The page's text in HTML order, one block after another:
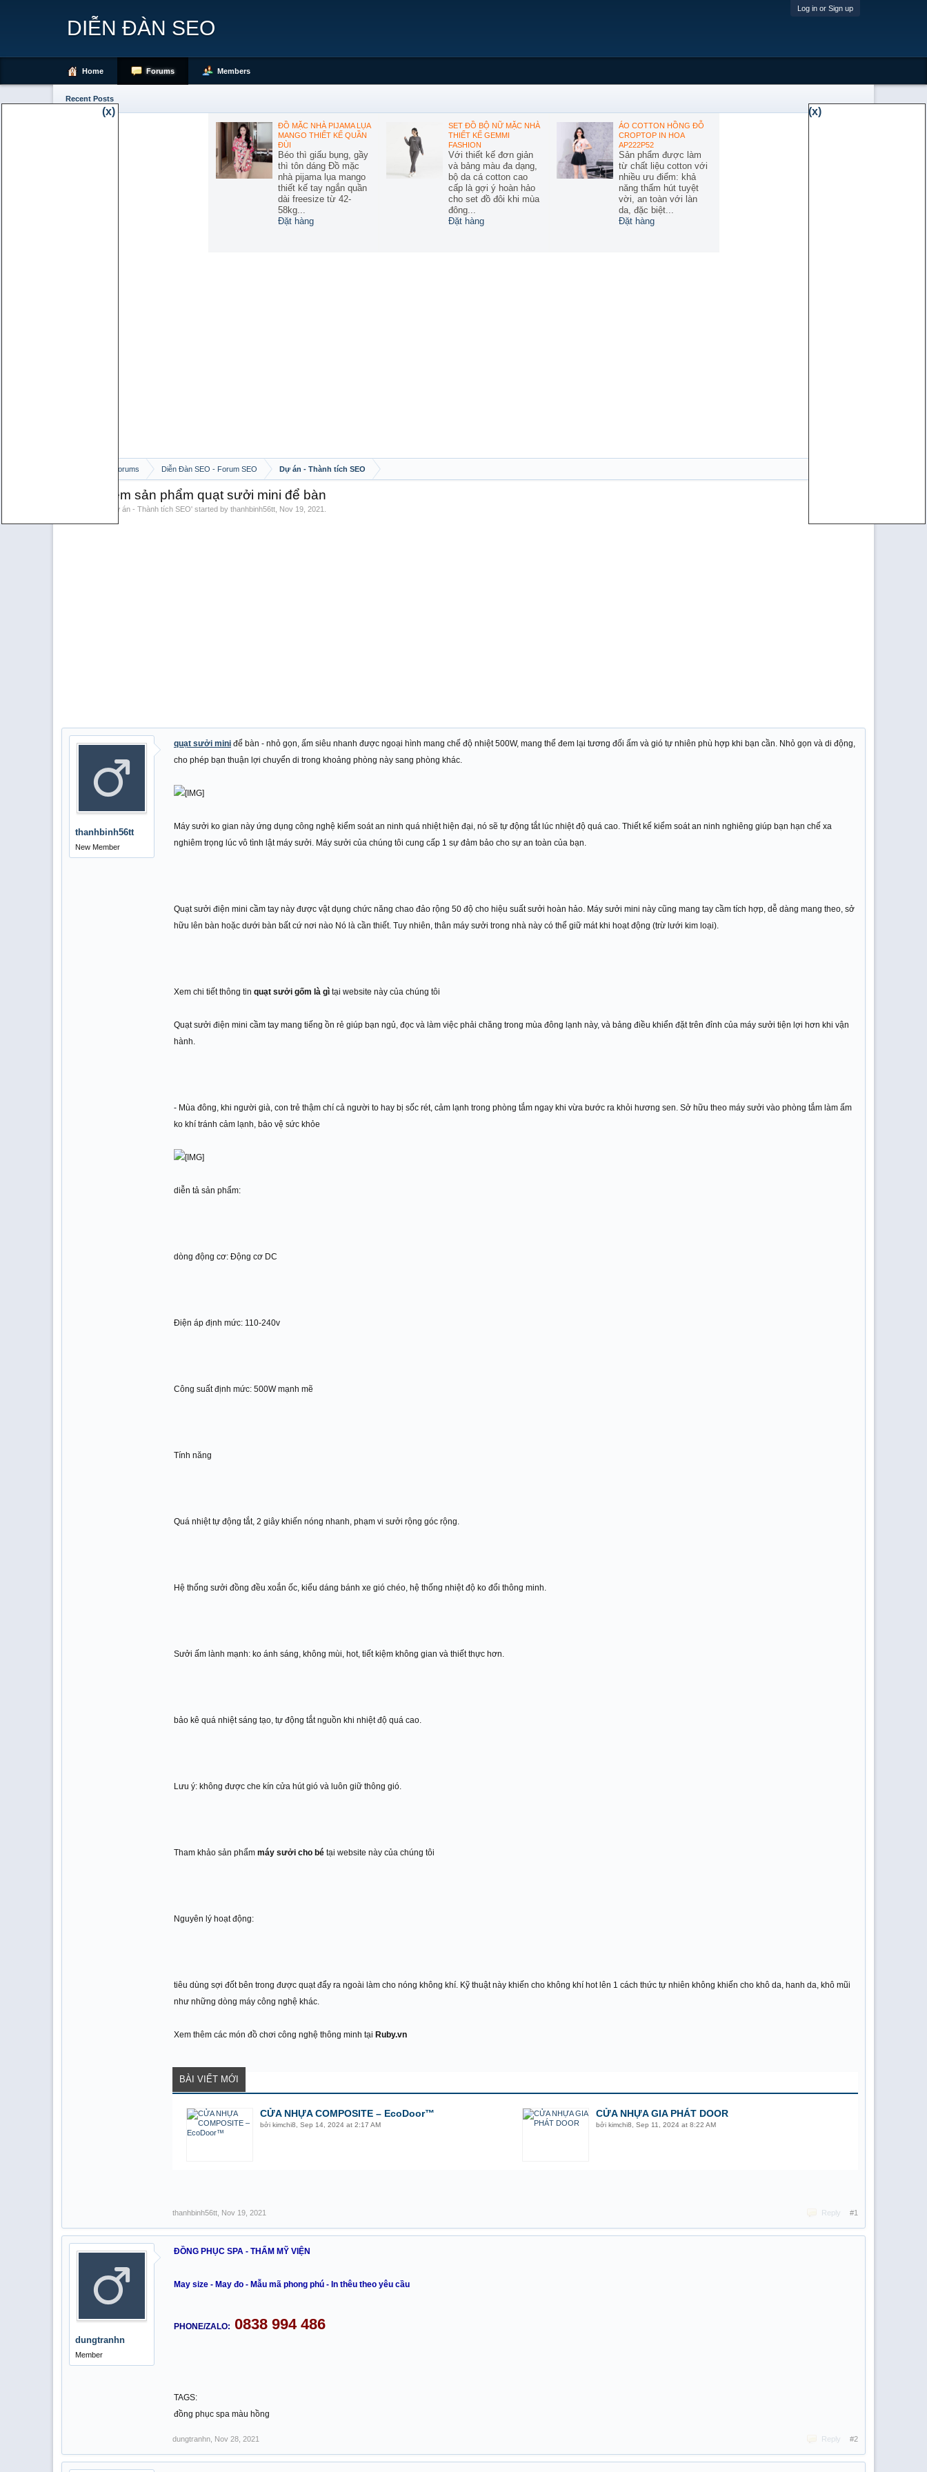
Log in or Sign up
ĐỒ MẶC NHÀ PIJAMA LỤA
MANGO THIẾT KẾ QUẦN
ĐÙI
Béo thì giấu bụng, gầy
thì tôn dáng Đồ mặc
nhà pijama lụa mango
thiết kế tay ngắn quần
dài freesize từ 42-
58kg...
Đặt hàng
SET ĐỒ BỘ NỮ MẶC NHÀ
THIẾT KẾ GEMMI
FASHION
Với thiết kế đơn giản
và bảng màu đa dạng,
bộ da cá cotton cao
cấp là gợi ý hoàn hảo
cho set đồ đôi khi mùa
đông...
Đặt hàng
ÁO COTTON HỒNG ĐỖ
CROPTOP IN HOA
AP222P52
Sản phẩm được làm
từ chất liệu cotton với
nhiều ưu điểm: khả
năng thấm hút tuyệt
vời, an toàn với làn
da, đặc biệt...
Đặt hàng
Forums Diễn Đàn SEO - Forum SEO Dự án - Thành tích SEO
Trải nghiệm sản phẩm quạt sưởi mini để bàn
Dự án - Thành tích SEO' started by thanhbinh56tt Nov 19, 2021
thanhbinh56tt
New Member
quạt sưởi mini để bàn - nhỏ gọn, ấm siêu nhanh được ngoại hình mang chế độ nhiệt 500W, mang thể đem lại tương đối ấm và gió tự nhiên phù hợp khi bạn cần. Nhỏ gọn và di động,
cho phép bạn thuận lợi chuyển di trong khoảng phòng này sang phòng khác.
Máy sưởi ko gian này ứng dụng công nghệ kiểm soát an ninh quá nhiệt hiện đại, nó sẽ tự động tắt lúc nhiệt độ quá cao. Thiết kế kiểm soát an ninh nghiêng giúp bạn hạn chế xa
nghiêm trọng lúc vô tình lật máy sưởi. Máy sưởi của chúng tôi cung cấp 1 sự đảm bảo cho sự an toàn của bạn.
Quạt sưởi điện mini cầm tay này được vật dụng chức năng chao đảo rộng 50 độ cho hiệu suất sưởi hoàn hảo. Máy sưởi mini này cũng mang tay cầm tích hợp, dễ dàng mang theo, sở
hữu lên bàn hoặc dưới bàn bất cứ nơi nào Nó là cần thiết. Tuy nhiên, thân máy sưởi trong nhà này có thể giữ mát khi hoạt động (trừ lưới kim loại).
Xem chi tiết thông tin quạt sưởi gốm là gì tại website này của chúng tôi
Quạt sưởi điện mini cầm tay mang tiếng ồn rẻ giúp bạn ngủ, đọc và làm việc phải chăng trong mùa đông lạnh này, và bảng điều khiển đặt trên đỉnh của máy sưởi tiện lợi hơn khi vận
hành.
- Mùa đông, khi người già, con trẻ thậm chí cả người to hay bị sốc rét, cảm lạnh trong phòng tắm ngay khi vừa bước ra khỏi hương sen. Sở hữu theo máy sưởi vào phòng tắm làm ấm
ko khí tránh cảm lạnh, bảo vệ sức khỏe
diễn tả sản phẩm:
dòng động cơ: Động cơ DC
Điện áp định mức: 110-240v
Công suất định mức: 500W mạnh mẽ
Tính năng
Quá nhiệt tự động tắt, 2 giây khiến nóng nhanh, phạm vi sưởi rộng góc rộng.
Hệ thống sưởi đồng đều xoắn ốc, kiểu dáng bánh xe gió chéo, hệ thống nhiệt độ ko đổi thông minh.
Sưởi ấm lành mạnh: ko ánh sáng, không mùi, hot, tiết kiệm không gian và thiết thực hơn.
bảo kê quá nhiệt sáng tạo, tự động tắt nguồn khi nhiệt độ quá cao.
Lưu ý: không được che kín cửa hút gió và luôn giữ thông gió.
Tham khảo sản phẩm máy sưởi cho bé tại website này của chúng tôi
Nguyên lý hoạt động:
tiêu dùng sợi đốt bên trong được quạt đẩy ra ngoài làm cho nóng không khí. Kỹ thuật này khiến cho không khí hot lên 1 cách thức tự nhiên không khiến cho khô da, hanh da, khô mũi
như những dòng máy công nghệ khác.
Xem thêm các món đồ chơi công nghệ thông minh tại Ruby.vn
BÀI VIẾT MỚI
CỬA NHỰA COMPOSITE – EcoDoor™
bởi kimchi8 Sep 14, 2024 at 2:17 AM
CỬA NHỰA GIA PHÁT DOOR
bởi kimchi8 Sep 11, 2024 at 8:22 AM
thanhbinh56tt Nov 19, 2021 #1
Reply
dungtranhn
Member
ĐỒNG PHỤC SPA - THẨM MỸ VIỆN
May size - May đo - Mẫu mã phong phú - In thêu theo yêu cầu
PHONE/ZALO: 0838 994 486
TAGS:
đồng phục spa màu hồng
dungtranhn Nov 28, 2021 #2
Reply
DIỄN ĐÀN SEO
Home Forums
Recent Posts
Members
(x) (x)